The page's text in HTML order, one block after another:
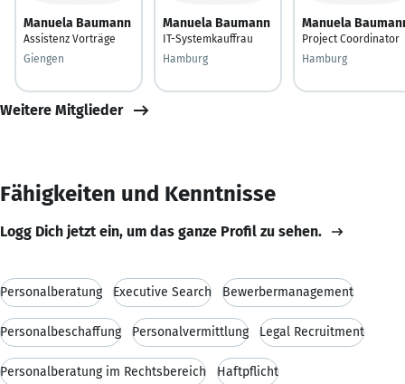
Manuela Baumann
Assistenz Vorträge
Giengen
Manuela Baumann
IT-Systemkauffrau
Hamburg
Manuela
Project Coordinator
Hamburg
Weitere Mitglieder
Fähigkeiten und Kenntnisse
Logg Dich jetzt ein, um das ganze Profil zu sehen.
Personalberatung Executive Search Bewerbermanagement
Personalbeschaffung Personalvermittlung Legal Recruitment
Personalberatung im Rechtsbereich Haftpflicht